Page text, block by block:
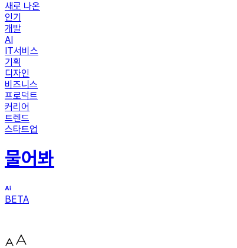
새로 나온
인기
개발
AI
IT서비스
기획
디자인
비즈니스
프로덕트
커리어
트렌드
스타트업
물어봐
BETA